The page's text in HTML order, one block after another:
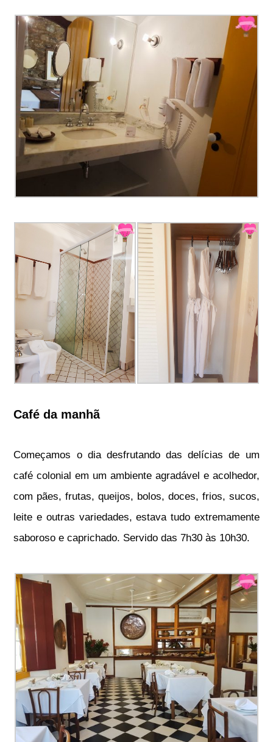
Café da manhã
Começamos o dia desfrutando das delícias de um
café colonial em um ambiente agradável e acolhedor,
com pães, frutas, queijos, bolos, doces, frios, sucos,
leite e outras variedades, estava tudo extremamente
saboroso e caprichado. Servido das 7h30 às 10h30.